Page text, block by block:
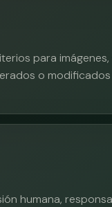
para
o
humana,